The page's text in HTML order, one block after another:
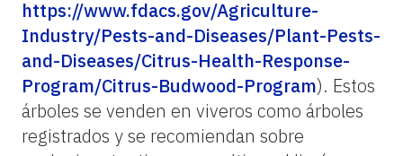
https://www.fdacs.gov/Agriculture-
Industry/Pests-and-Diseases/Plant-Pests-
and-Diseases/Citrus-Health-Response-
Program/Citrus-Budwood-Program). Estos
árboles se venden en viveros como árboles
registrados y se recomiendan sobre